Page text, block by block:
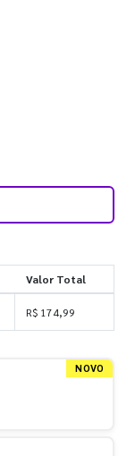
Valor Total
R$ 174,99
NOVO